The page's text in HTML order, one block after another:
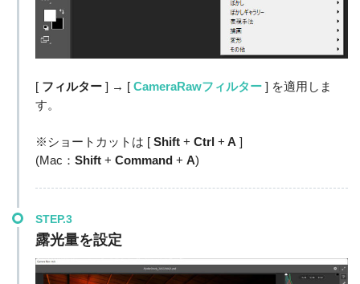
[ フィルター] → [ CameraRawフィルター] を適用しま
す。
※ショートカットは [ Shift+ Ctrl+ A ]
(Mac： Shift+ Command+ A)
STEP.3
露光量を設定